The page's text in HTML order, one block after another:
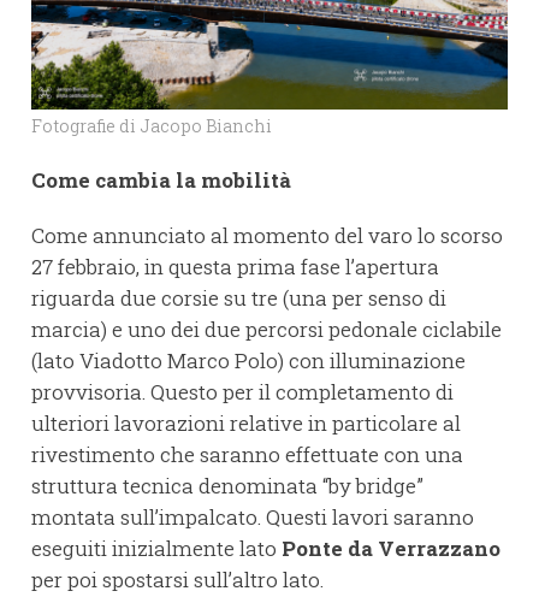
Fotografie di Jacopo Bianchi
Come cambia la mobilità
Come annunciato al momento del varo lo scorso
27 febbraio, in questa prima fase l’apertura
riguarda due corsie su tre (una per senso di
marcia) e uno dei due percorsi pedonale ciclabile
(lato Viadotto Marco Polo) con illuminazione
provvisoria. Questo per il completamento di
ulteriori lavorazioni relative in particolare al
rivestimento che saranno effettuate con una
struttura tecnica denominata “by bridge”
montata sull’impalcato. Questi lavori saranno
eseguiti inizialmente lato Ponte da Verrazzano
per poi spostarsi sull’altro lato.